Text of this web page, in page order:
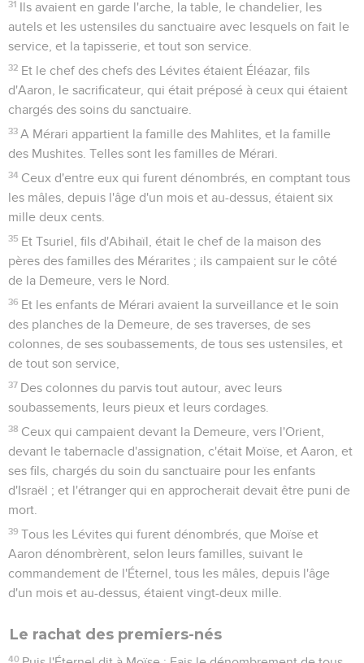
31 Ils avaient en garde l'arche, la table, le chandelier, les
autels et les ustensiles du sanctuaire avec lesquels on fait le
service, et la tapisserie, et tout son service.
32 Et le chef des chefs des Lévites étaient Éléazar, fils
d'Aaron, le sacrificateur, qui était préposé à ceux qui étaient
chargés des soins du sanctuaire.
33 A Mérari appartient la famille des Mahlites, et la famille
des Mushites. Telles sont les familles de Mérari.
34 Ceux d'entre eux qui furent dénombrés, en comptant tous
les mâles, depuis l'âge d'un mois et au-dessus, étaient six
mille deux cents.
35 Et Tsuriel, fils d'Abihaïl, était le chef de la maison des
pères des familles des Mérarites ; ils campaient sur le côté
de la Demeure, vers le Nord.
36 Et les enfants de Mérari avaient la surveillance et le soin
des planches de la Demeure, de ses traverses, de ses
colonnes, de ses soubassements, de tous ses ustensiles, et
de tout son service,
37 Des colonnes du parvis tout autour, avec leurs
soubassements, leurs pieux et leurs cordages.
38 Ceux qui campaient devant la Demeure, vers l'Orient,
devant le tabernacle d'assignation, c'était Moïse, et Aaron, et
ses fils, chargés du soin du sanctuaire pour les enfants
d'Israël ; et l'étranger qui en approcherait devait être puni de
mort.
39 Tous les Lévites qui furent dénombrés, que Moïse et
Aaron dénombrèrent, selon leurs familles, suivant le
commandement de l'Éternel, tous les mâles, depuis l'âge
d'un mois et au-dessus, étaient vingt-deux mille.
Le rachat des premiers-nés
40